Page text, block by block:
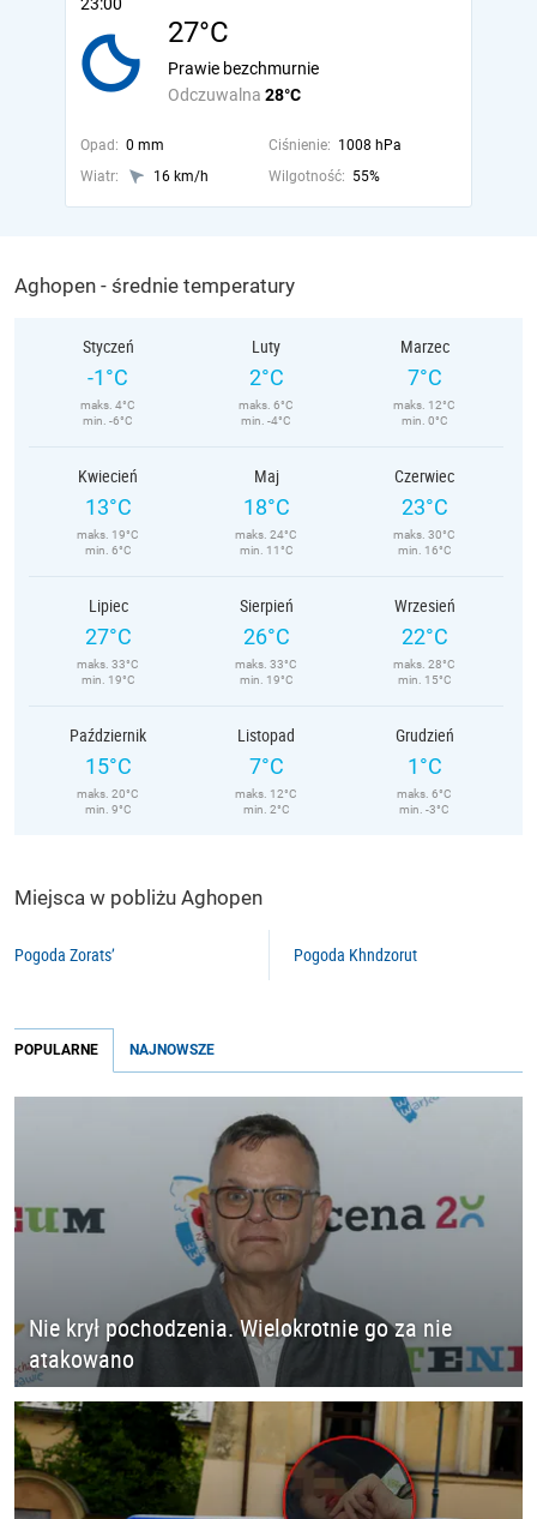
27°C
Odczuwalna 28°C
Prawie bezchmurnie
Opad: 0 mm Ciśnienie: 1008 hPa
Wiatr:
16 km/h Wilgotność: 55%
Aghopen - średnie temperatury
Styczeń
-1°C
maks. 4°C
min. -6°C
Luty
2°C
maks. 6°C
min. -4°C
Marzec
7°C
maks. 12°C
min. 0°C
Kwiecień
13°C
maks. 19°C
min. 6°C
Maj
18°C
maks. 24°C
min. 11°C
Czerwiec
23°C
maks. 30°C
min. 16°C
Lipiec
27°C
maks. 33°C
min. 19°C
Sierpień
26°C
maks. 33°C
min. 19°C
Wrzesień
22°C
maks. 28°C
min. 15°C
Październik
15°C
maks. 20°C
min. 9°C
Listopad
7°C
maks. 12°C
min. 2°C
Grudzień
1°C
maks. 6°C
min. -3°C
Miejsca w pobliżu Aghopen
Pogoda Zorats’ Pogoda Khndzorut
POPULARNE NAJNOWSZE
Nie krył pochodzenia. Wielokrotnie go za nie
atakowano